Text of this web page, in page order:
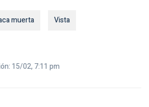
muerta Vista
15/02, 7:11 pm